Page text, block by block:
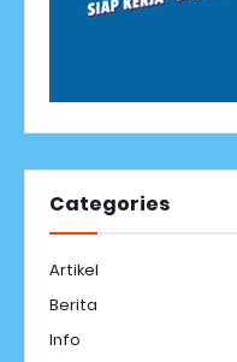
Categories
Artikel
Berita
Info